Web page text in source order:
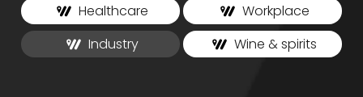
Healthcare
Workplace
Industry
Wine & spirits